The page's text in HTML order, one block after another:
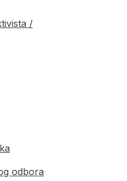
/
odbora